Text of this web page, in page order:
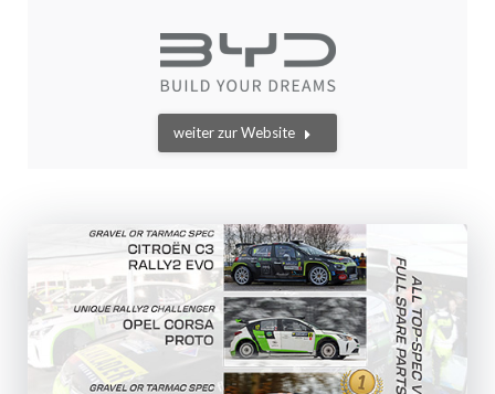
weiter zur Website